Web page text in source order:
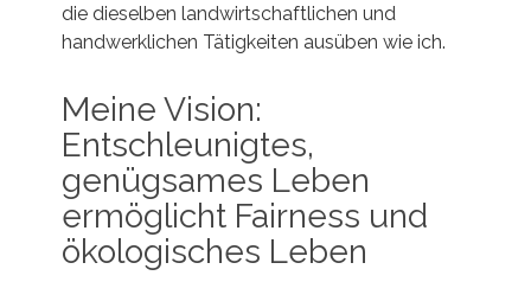
die dieselben landwirtschaftlichen und
handwerklichen Tätigkeiten ausüben wie ich.
Meine Vision:
Entschleunigtes,
genügsames Leben
ermöglicht Fairness und
ökologisches Leben